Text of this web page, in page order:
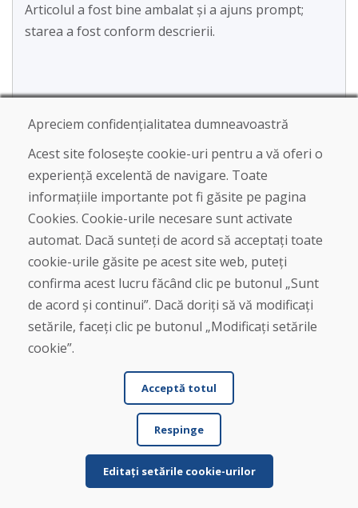
Articolul a fost bine ambalat și a ajuns prompt;
starea a fost conform descrierii.
Jürgen Reinhard , 17.12.2025
★★★★★
Am comandat o pereche de schiuri folosite și le-am
primit în termen de patru zile lucrătoare. Sch...
Citește mai mult ...
Afișează mai multe recenzii >
Scrie o recenzie
★
Apreciem confidențialitatea dumneavoastră
Acest site folosește cookie-uri pentru a vă oferi o
experiență excelentă de navigare. Toate
informațiile importante pot fi găsite pe pagina
Cookies. Cookie-urile necesare sunt activate
automat. Dacă sunteți de acord să acceptați toate
cookie-urile găsite pe acest site web, puteți
confirma acest lucru făcând clic pe butonul „Sunt
de acord și continui”. Dacă doriți să vă modificați
setările, faceți clic pe butonul „Modificați setările
cookie”.
Acceptă totul
Respinge
Editați setările cookie-urilor